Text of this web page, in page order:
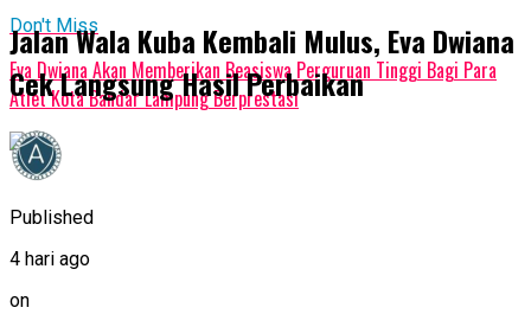
Don't Miss
Eva Dwiana Akan Memberikan Beasiswa Perguruan Tinggi Bagi Para
Atlet Kota Bandar Lampung Berprestasi
Jalan Wala Kuba Kembali Mulus, Eva Dwiana
Cek Langsung Hasil Perbaikan
Published
4 hari ago
on